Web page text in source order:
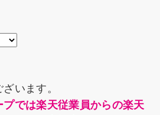
います。
では楽天従業員からの楽天